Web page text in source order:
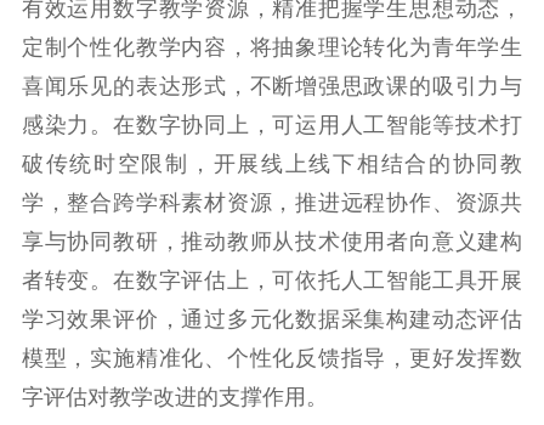
机关党建
文化人才
紫金人才 职称评审
数据资源
公共服务
新时代公民素养
提升资源库
新闻出版
政务服务
有效运用数字教学资源，精准把握学生思想动态，
定制个性化教学内容，将抽象理论转化为青年学生
喜闻乐见的表达形式，不断增强思政课的吸引力与
感染力。在数字协同上，可运用人工智能等技术打
破传统时空限制，开展线上线下相结合的协同教
学，整合跨学科素材资源，推进远程协作、资源共
享与协同教研，推动教师从技术使用者向意义建构
者转变。在数字评估上，可依托人工智能工具开展
学习效果评价，通过多元化数据采集构建动态评估
模型，实施精准化、个性化反馈指导，更好发挥数
字评估对教学改进的支撑作用。